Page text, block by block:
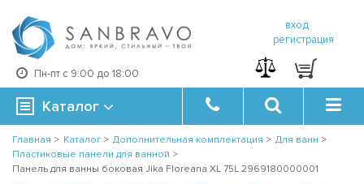
Пн-пт с 9:00 до 18:00
вход
регистрация
Каталог
Главная > Каталог > Дополнительная комплектация > Для ванн >
Пластиковые панели для ванной >
Панель для ванны боковая Jika Floreana XL 75L 2969180000001